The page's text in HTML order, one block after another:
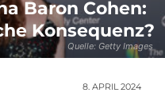
Quelle: Getty Images
Baron Cohen:
Konsequenz?
8. APRIL 2024